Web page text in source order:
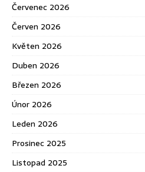
Červenec 2026
Červen 2026
Květen 2026
Duben 2026
Březen 2026
Únor 2026
Leden 2026
Prosinec 2025
Listopad 2025